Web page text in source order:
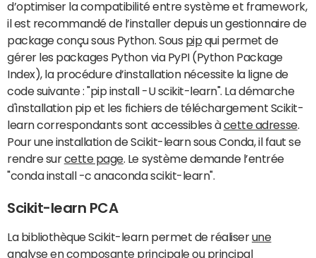
d’optimiser la compatibilité entre système et framework,
il est recommandé de l’installer depuis un gestionnaire de
package conçu sous Python. Sous pip qui permet de
gérer les packages Python via PyPI (Python Package
Index), la procédure d’installation nécessite la ligne de
code suivante : "pip install -U scikit-learn". La démarche
d'installation pip et les fichiers de téléchargement Scikit-
learn correspondants sont accessibles àcette adresse.
Pour une installation de Scikit-learn sous Conda, il faut se
rendre surcette page. Le système demande l’entrée
"conda install -c anaconda scikit-learn".
Scikit-learn PCA
La bibliothèque Scikit-learn permet de réaliserune
analyse en composante principaleou principal